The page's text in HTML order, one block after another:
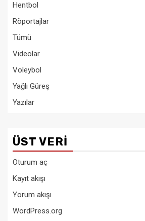
Hentbol
Röportajlar
Tümü
Videolar
Voleybol
Yağlı Güreş
Yazılar
ÜST VERI
Oturum aç
Kayıt akışı
Yorum akışı
WordPress.org